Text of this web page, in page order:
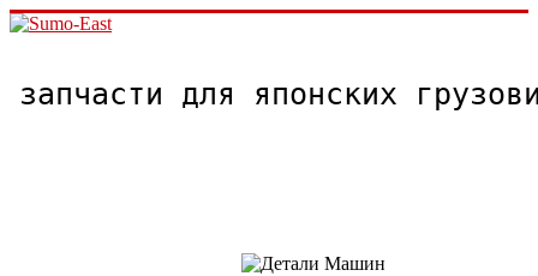
запчасти для японских